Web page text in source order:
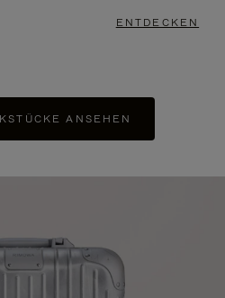
ENTDECKEN
ANSEHEN